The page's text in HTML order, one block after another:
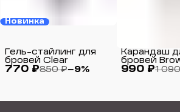
Новинка
770 ₽850 ₽−9%
Гель-стайлинг для
бровей Clear
990 ₽1
Карандаш
бровей